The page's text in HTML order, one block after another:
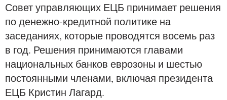
Совет управляющих ЕЦБ принимает решения
по денежно-кредитной политике на
заседаниях, которые проводятся восемь раз
в год. Решения принимаются главами
национальных банков еврозоны и шестью
постоянными членами, включая президента
ЕЦБ Кристин Лагард.